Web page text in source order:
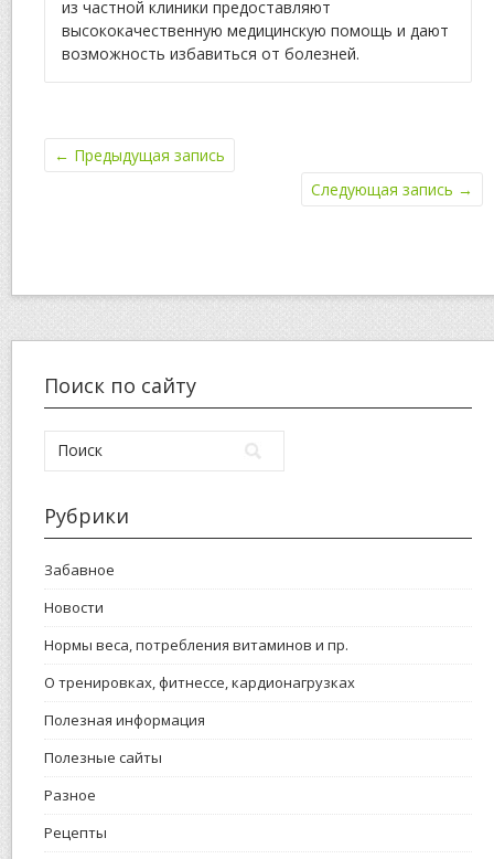
из частной клиники предоставляют
высококачественную медицинскую помощь и дают
возможность избавиться от болезней.
← Предыдущая запись
Следующая запись →
Поиск по сайту
Рубрики
Забавное
Новости
Нормы веса, потребления витаминов и пр.
О тренировках, фитнессе, кардионагрузках
Полезная информация
Полезные сайты
Разное
Рецепты